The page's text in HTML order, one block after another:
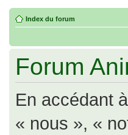
Index du forum
Forum
En accédant
« nous », «